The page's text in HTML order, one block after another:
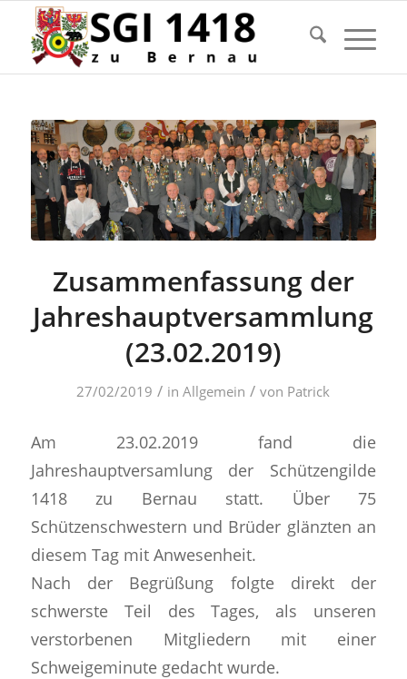
Zusammenfassung der
Jahreshauptversammlung
(23.02.2019)
27/02/2019 / inAllgemein / von Patrick
Am 23.02.2019 fand die
Jahreshauptversamlung der Schützengilde
1418 zu Bernau statt. Über 75
Schützenschwestern und Brüder glänzten an
diesem Tag mit Anwesenheit.
Nach der Begrüßung folgte direkt der
schwerste Teil des Tages, als unseren
verstorbenen Mitgliedern mit einer
Schweigeminute gedacht wurde.